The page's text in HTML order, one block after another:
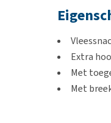
Extra
Met
Met